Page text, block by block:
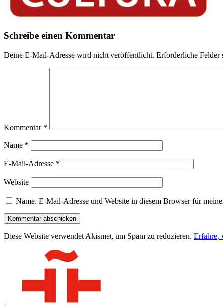
Leser-
Schreibe einen Kommentar
Deine E-Mail-Adresse wird nicht veröffentlicht. Erforderliche Felder
Kommentar *
Name *
E-Mail-Adresse *
Website
Name, E-Mail-Adresse und Website in diesem Browser für
Diese Website verwendet Akismet, um Spam zu reduzieren. Erfahre,
Seitenspalte